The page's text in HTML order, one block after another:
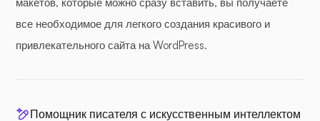
все необходимое для легкого создания красивого и
привлекательного сайта на WordPress.
Помощник писателя с искусственным интеллектом